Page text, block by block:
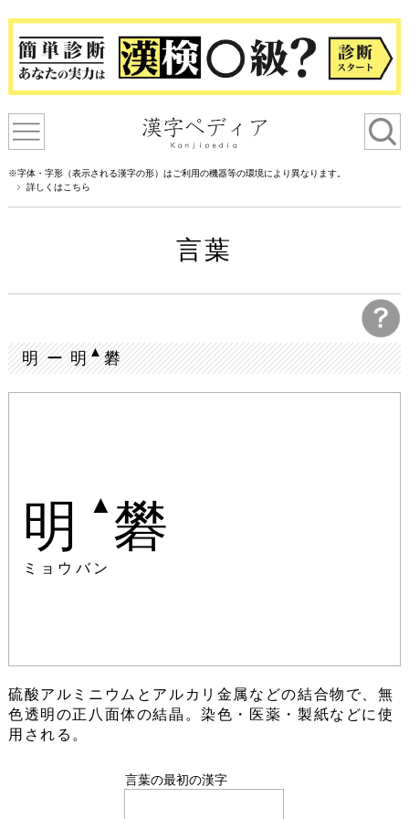
※字体・字形（表示される漢字の形）はご利用の機器等の環境により異なります。
詳しくはこちら
言葉
明 ー 明▲礬
明 ▲ 礬
ミョウバン
硫酸アルミニウムとアルカリ金属などの結合物で、無
色透明の正八面体の結晶。染色・医薬・製紙などに使
用される。
言葉の最初の漢字